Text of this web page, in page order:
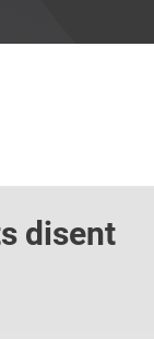
disent